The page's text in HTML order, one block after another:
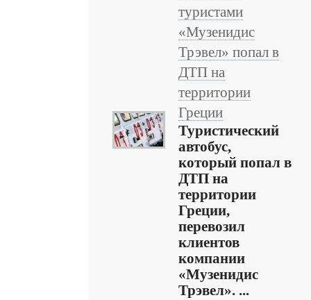
туристами
«Музенидис
Трэвел» попал в
ДТП на
территории
Греции
Туристический
автобус,
который попал в
ДТП на
территории
Греции,
перевозил
клиентов
компании
«Музенидис
Трэвел». ...